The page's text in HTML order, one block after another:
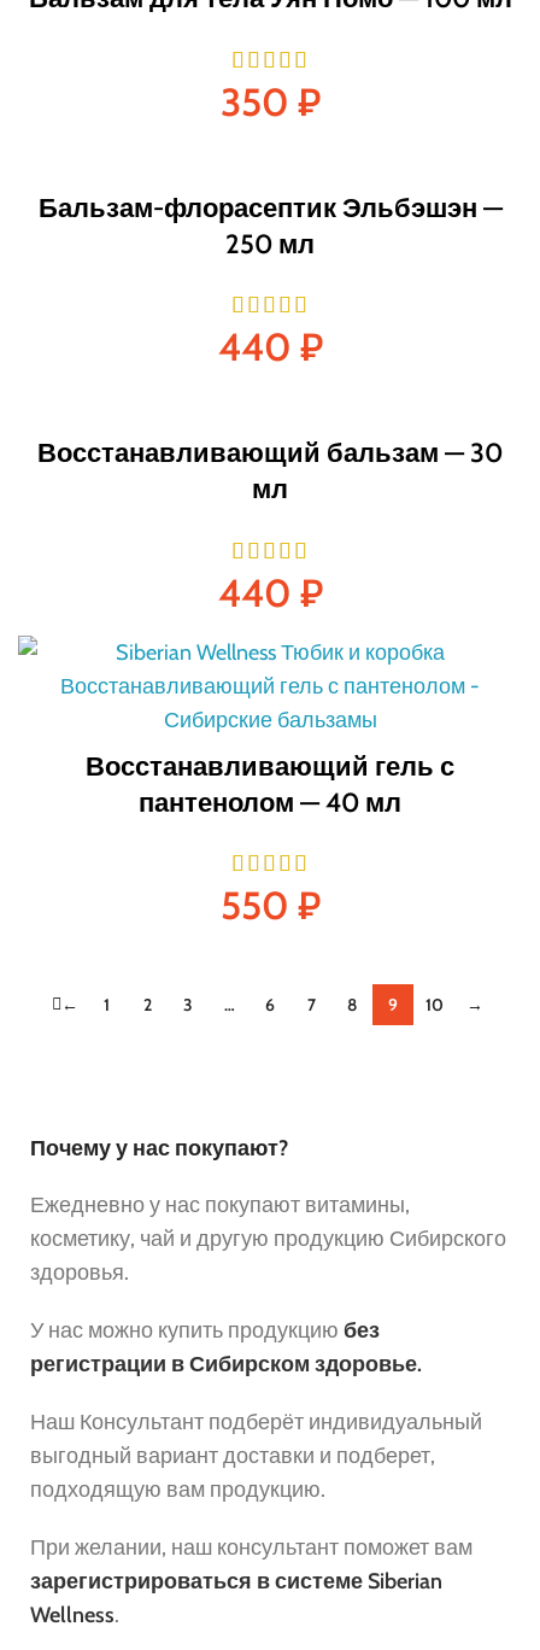
350 ₽
Бальзам-флорасептик Эльбэшэн —
250 мл
440 ₽
Восстанавливающий бальзам — 30
мл
440 ₽
Восстанавливающий гель с
пантенолом — 40 мл
550 ₽
← 1 2 3 … 6 7 8 9 10 →
Почему у нас покупают?
Ежедневно у нас покупают витамины,
косметику, чай и другую продукцию Сибирского
здоровья.
У нас можно купить продукцию без
регистрации в Сибирском здоровье.
Наш Консультант подберёт индивидуальный
выгодный вариант доставки и подберет,
подходящую вам продукцию.
При желании, наш консультант поможет вам
зарегистрироваться в системе Siberian
Wellness.